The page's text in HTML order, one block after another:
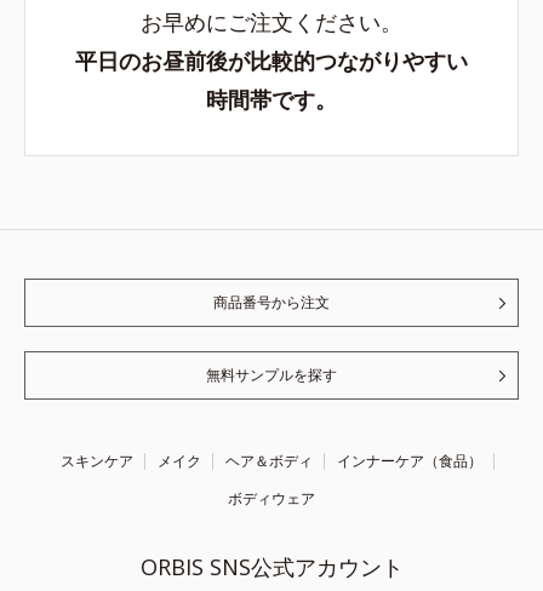
お早めにご注文ください。
平日のお昼前後が比較的つながりやすい
時間帯です。
商品番号から注文
無料サンプルを探す
スキンケア メイク ヘア＆ボディ
インナーケア（食品）
ボディウェア
ORBIS SNS公式アカウント